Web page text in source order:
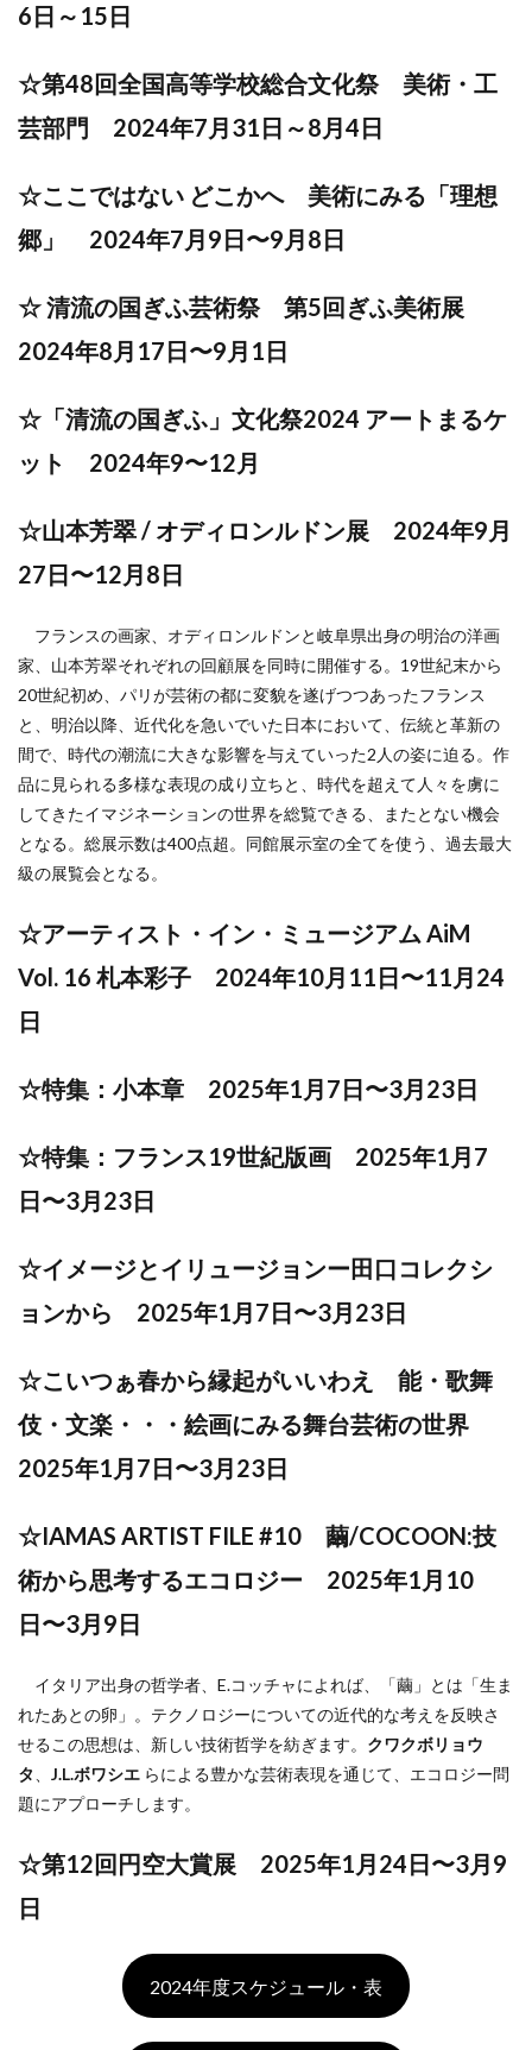
6日～15日
☆第48回全国高等学校総合文化祭 美術・工
芸部門 2024年7月31日～8月4日
☆ここではない どこかへ 美術にみる「理想
郷」 2024年7月9日〜9月8日
☆ 清流の国ぎふ芸術祭 第5回ぎふ美術展
2024年8月17日〜9月1日
☆「清流の国ぎふ」文化祭2024 アートまるケ
ット 2024年9〜12月
☆山本芳翠 / オディロンルドン展 2024年9月
27日〜12月8日
フランスの画家、オディロンルドンと岐阜県出身の明治の洋画
家、山本芳翠それぞれの回顧展を同時に開催する。19世紀末から
20世紀初め、パリが芸術の都に変貌を遂げつつあったフランス
と、明治以降、近代化を急いでいた日本において、伝統と革新の
間で、時代の潮流に大きな影響を与えていった2人の姿に迫る。作
品に見られる多様な表現の成り立ちと、時代を超えて人々を虜に
してきたイマジネーションの世界を総覧できる、またとない機会
となる。総展示数は400点超。同館展示室の全てを使う、過去最大
級の展覧会となる。
☆アーティスト・イン・ミュージアム AiM
Vol. 16 札本彩子 2024年10月11日〜11月24
日
☆特集：小本章 2025年1月7日〜3月23日
☆特集：フランス19世紀版画 2025年1月7
日〜3月23日
☆イメージとイリュージョンー田口コレクシ
ョンから 2025年1月7日〜3月23日
☆こいつぁ春から縁起がいいわえ 能・歌舞
伎・文楽・・・絵画にみる舞台芸術の世界
2025年1月7日〜3月23日
☆IAMAS ARTIST FILE #10 繭/COCOON:技
術から思考するエコロジー 2025年1月10
日〜3月9日
イタリア出身の哲学者、E.コッチャによれば、「繭」とは「生ま
れたあとの卵」。テクノロジーについての近代的な考えを反映さ
せるこの思想は、新しい技術哲学を紡ぎます。 クワクボリョウ
タ
J.L.ボワシエ らによる豊かな芸術表現を通じて、エコロジー問
題にアプローチします。
☆第12回円空大賞展 2025年1月24日〜3月9
日
2024年度スケジュール・表